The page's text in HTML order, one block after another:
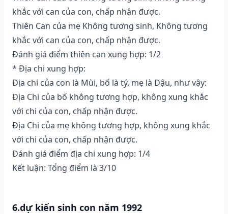
khắc với can của con, chấp nhận được.
Thiên Can của mẹ Không tương sinh, Không tương
khắc với can của con, chấp nhận được.
Đánh giá điểm thiên can xung hợp: 1/2
* Địa chi xung hợp:
Địa chi của con là Mùi, bố là tý, mẹ là Dậu, như vậy:
Địa Chi của bố không tương hợp, không xung khắc
với chi của con, chấp nhận được.
Địa Chi của mẹ không tương hợp, không xung khắc
với chi của con, chấp nhận được.
Đánh giá điểm địa chi xung hợp: 1/4
Kết luận: Tổng điểm là 3/10
6.dự kiến sinh con năm 1992